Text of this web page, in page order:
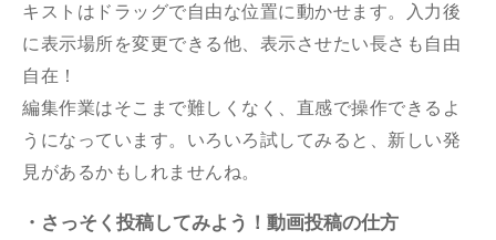
キストはドラッグで自由な位置に動かせます。入力後
に表示場所を変更できる他、表示させたい長さも自由
自在！
編集作業はそこまで難しくなく、直感で操作できるよ
うになっています。いろいろ試してみると、新しい発
見があるかもしれませんね。
・さっそく投稿してみよう！動画投稿の仕方